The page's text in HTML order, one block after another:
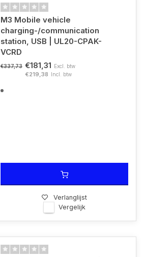
M3 Mobile vehicle
charging-/communication
station, USB | UL20-CPAK-
VCRD
€337,73 €181,31 Excl. btw
€219,38 Incl. btw
Verlanglijst
Vergelijk